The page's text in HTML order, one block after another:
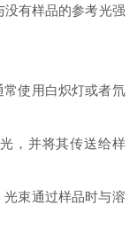
没有样品的参考光强
使用白炽灯或者氘
，并将其传送给样
束通过样品时与溶